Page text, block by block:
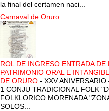
la final del certamen naci...
Carnaval de Oruro
ROL DE INGRESO ENTRADA DE
PATRIMONIO ORAL E
DE ORURO - XXV
1 CONJU TRADICIONAL FOLK
FOLKLORICO MORENADA
SOLOS...